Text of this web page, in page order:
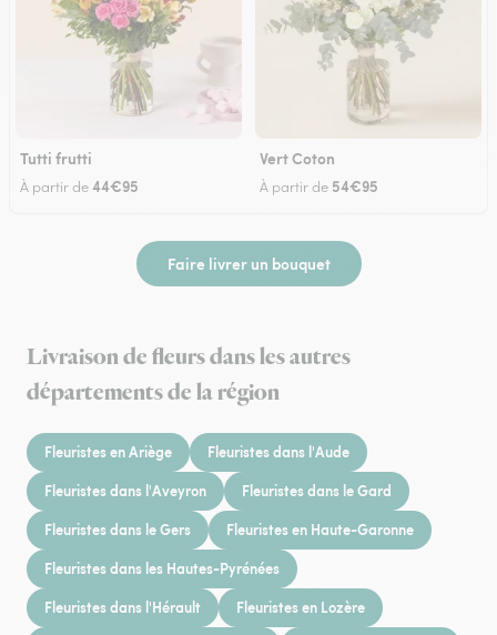
Tutti frutti
À partir de44€95
Vert Coton
À partir de 54€95
Faire livrer un bouquet
Livraison de fleurs dans les autres
départements de la région
Fleuristes en Ariège
Fleuristes dans l'Aude
Fleuristes dans l'Aveyron
Fleuristes dans le Gard
Fleuristes dans le Gers
Fleuristes en Haute-Garonne
Fleuristes dans les Hautes-Pyrénées
Fleuristes dans l'Hérault
Fleuristes en Lozère